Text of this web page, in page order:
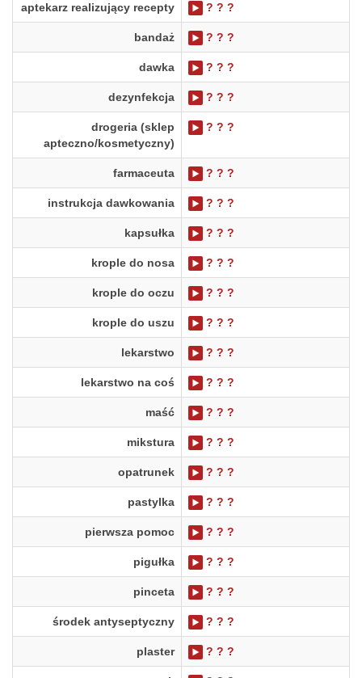
aptekarz realizujący recepty ? ? ?
bandaż ? ? ?
dawka ? ? ?
dezynfekcja ? ? ?
drogeria (sklep
apteczno/kosmetyczny)
? ? ?
farmaceuta ? ? ?
instrukcja dawkowania ? ? ?
kapsułka ? ? ?
krople do nosa ? ? ?
krople do oczu ? ? ?
krople do uszu ? ? ?
lekarstwo ? ? ?
lekarstwo na coś ? ? ?
maść ? ? ?
mikstura ? ? ?
opatrunek ? ? ?
pastylka ? ? ?
pierwsza pomoc ? ? ?
pigułka ? ? ?
pinceta ? ? ?
środek antyseptyczny ? ? ?
plaster ? ? ?